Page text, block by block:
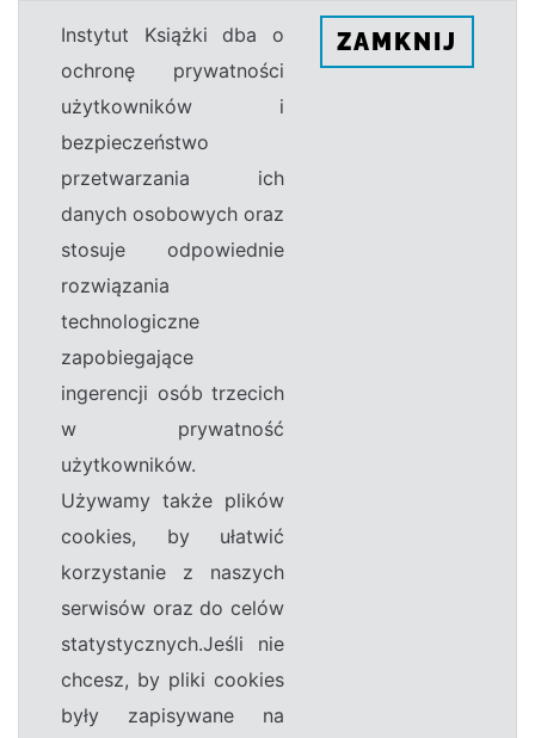
Instytut Książki dba o
ochronę prywatności
użytkowników i
bezpieczeństwo
przetwarzania ich
danych osobowych oraz
stosuje odpowiednie
rozwiązania
technologiczne
zapobiegające
ingerencji osób trzecich
w prywatność
użytkowników.
Używamy także plików
cookies, by ułatwić
korzystanie z naszych
serwisów oraz do celów
statystycznych.Jeśli nie
chcesz, by pliki cookies
były zapisywane na
ZAMKNIJ